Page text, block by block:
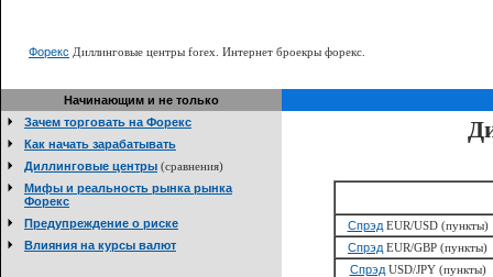
Форекс Диллинговые центры forex. Интернет броекры форекс.
Начинающим и не только
Зачем торговать на Форекс
Как начать зарабатывать
Диллинговые центры (сравнения)
Мифы и реальность рынка рынка
Форекс
Предупреждение о риске
Влияния на курсы валют
СпрэдEUR/USD (пункты)
Спрэд EUR/GBP (пункты)
СпрэдUSD/JPY (пункты)